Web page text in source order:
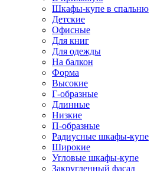
Шкафы-купе в спальню
Детские
Офисные
Для книг
Для одежды
На балкон
Форма
Высокие
Г-образные
Длинные
Низкие
П-образные
Радиусные шкафы-купе
Широкие
Угловые шкафы-купе
Закругленный фасад